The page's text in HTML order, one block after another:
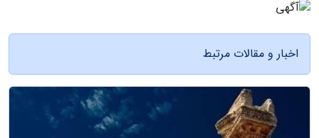
اخبار و مقالات مرتبط